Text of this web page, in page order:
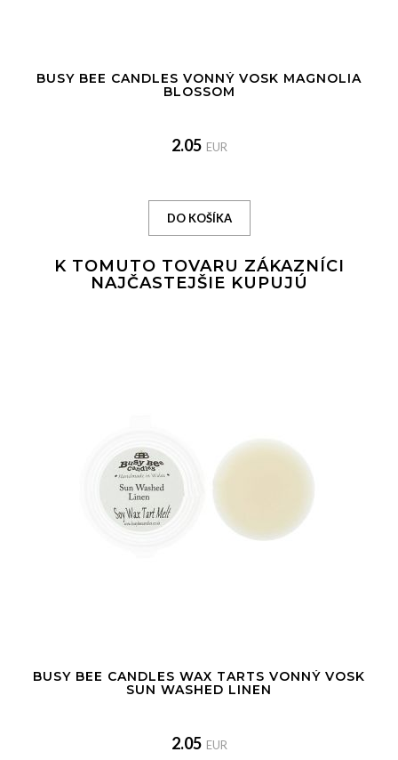
BUSY BEE CANDLES VONNÝ VOSK MAGNOLIA
BLOSSOM
2.05 EUR
K TOMUTO TOVARU ZÁKAZNÍCI
NAJČASTEJŠIE KUPUJÚ
BUSY BEE CANDLES WAX TARTS VONNÝ VOSK
SUN WASHED LINEN
2.05 EUR